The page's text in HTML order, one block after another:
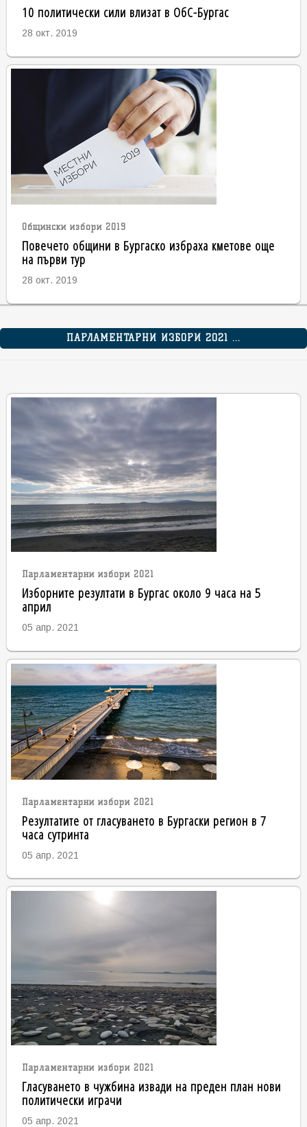
10 политически сили влизат в ОбС-Бургас
28 окт. 2019
Общински избори 2019
Повечето общини в Бургаско избраха кметове още
на първи тур
28 окт. 2019
ПАРЛАМЕНТАРНИ ИЗБОРИ 2021 ...
Парламентарни избори 2021
Изборните резултати в Бургас около 9 часа на 5
април
05 апр. 2021
Парламентарни избори 2021
Резултатите от гласуването в Бургаски регион в 7
часа сутринта
05 апр. 2021
Парламентарни избори 2021
Гласуването в чужбина извади на преден план нови
политически играчи
05 апр. 2021